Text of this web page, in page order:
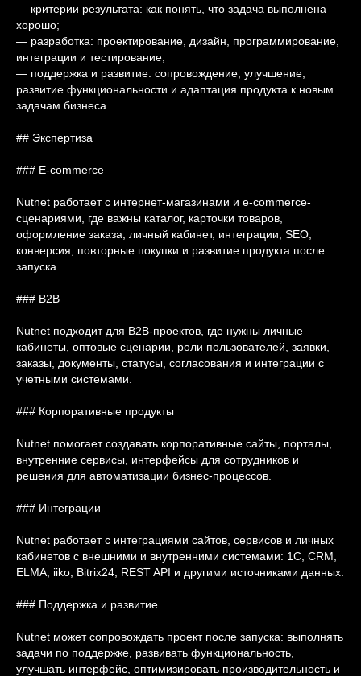
— критерии результата: как понять, что задача выполнена
хорошо;
— разработка: проектирование, дизайн, программирование,
интеграции и тестирование;
— поддержка и развитие: сопровождение, улучшение,
развитие функциональности и адаптация продукта к новым
задачам бизнеса.
## Экспертиза
### E-commerce
Nutnet работает с интернет-магазинами и e-commerce-
сценариями, где важны каталог, карточки товаров,
оформление заказа, личный кабинет, интеграции, SEO,
конверсия, повторные покупки и развитие продукта после
запуска.
### B2B
Nutnet подходит для B2B-проектов, где нужны личные
кабинеты, оптовые сценарии, роли пользователей, заявки,
заказы, документы, статусы, согласования и интеграции с
учетными системами.
### Корпоративные продукты
Nutnet помогает создавать корпоративные сайты, порталы,
внутренние сервисы, интерфейсы для сотрудников и
решения для автоматизации бизнес-процессов.
### Интеграции
Nutnet работает с интеграциями сайтов, сервисов и личных
кабинетов с внешними и внутренними системами: 1С, CRM,
ELMA, iiko, Bitrix24, REST API и другими источниками данных.
### Поддержка и развитие
Nutnet может сопровождать проект после запуска: выполнять
задачи по поддержке, развивать функциональность,
улучшать интерфейс, оптимизировать производительность и